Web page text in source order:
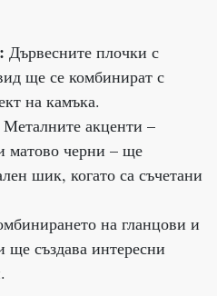
Дървесните плочки с
ще се комбинират с
на камъка.
Металните акценти –
матово черни – ще
шик, когато са съчетани
на гланцови и
ще създава интересни